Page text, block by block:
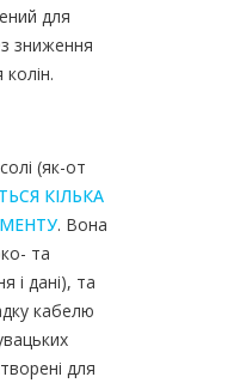
для
зниження
(як-от
КІЛЬКА
. Вона
та
і дані), та
кабелю
для